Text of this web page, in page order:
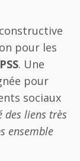
pour les
. Une
pour
sociaux
des liens très
ensemble